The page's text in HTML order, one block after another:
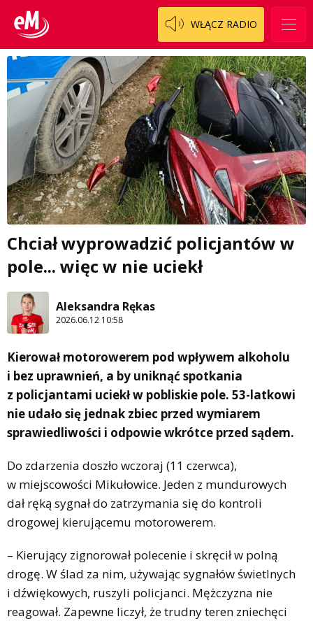
WŁĄCZ RADIO
Chciał wyprowadzić policjantów w
pole... więc w nie uciekł
Aleksandra Rękas
2026.06.12 10:58
Kierował motorowerem pod wpływem alkoholu
i bez uprawnień, a by uniknąć spotkania
z policjantami uciekł w pobliskie pole. 53-latkowi
nie udało się jednak zbiec przed wymiarem
sprawiedliwości i odpowie wkrótce przed sądem.
Do zdarzenia doszło wczoraj (11 czerwca),
w miejscowości Mikułowice. Jeden z mundurowych
dał ręką sygnał do zatrzymania się do kontroli
drogowej kierującemu motorowerem.
– Kierujący zignorował polecenie i skręcił w polną
drogę. W ślad za nim, używając sygnałów świetlnych
i dźwiękowych, ruszyli policjanci. Mężczyzna nie
reagował. Zapewne liczył, że trudny teren zniechęci